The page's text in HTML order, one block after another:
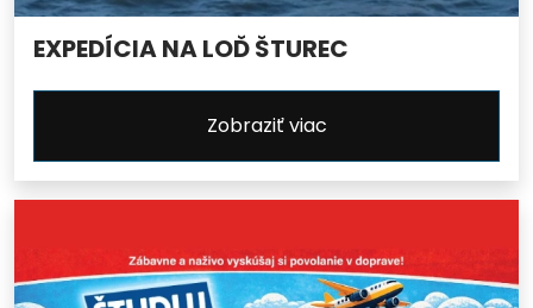
EXPEDÍCIA NA LOĎ ŠTUREC
Zobraziť viac